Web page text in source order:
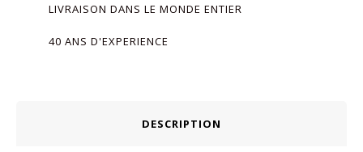
LIVRAISON DANS LE MONDE ENTIER
40 ANS D'EXPERIENCE
DESCRIPTION